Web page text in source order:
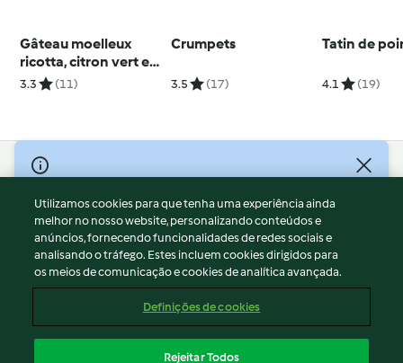
Gâteau moelleux
ricotta, citron vert et
framboises
3.3 (11)
Crumpets
3.5 (17)
Tatin de
4.1 (19)
© Copyright 2026
Termos de Utilização
Aviso sobre Proteção de Dados
Aviso
Apoio legal
Conteúdo do relatório
Utilizamos cookies para que tenha uma experiência ainda
melhor no nosso website, personalizando conteúdos e
anúncios, fornecendo funcionalidades de redes sociais e
analisando o tráfego. Estes incluem cookies dirigidos para
os meios de comunicação e cookies de analítica avançada.
Definições de cookies
Rejeitar Todos